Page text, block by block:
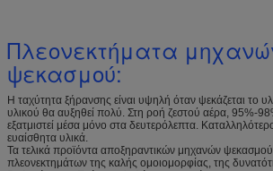
Πλεονεκτήματα
ψεκασμού:
Η ταχύτητα ξήρανσης είναι υψηλή όταν ψεκάζεται το
υλικού θα αυξηθεί πολύ. Στη ροή ζεστού αέρα, 95%-
εξατμιστεί μέσα μόνο στα δευτερόλεπτα.
ευαίσθητα υλικά.
Τα τελικά προϊόντα αποξηραντικών μηχανών ψεκασμού
πλεονεκτημάτων της καλής ομοιομορφίας, της